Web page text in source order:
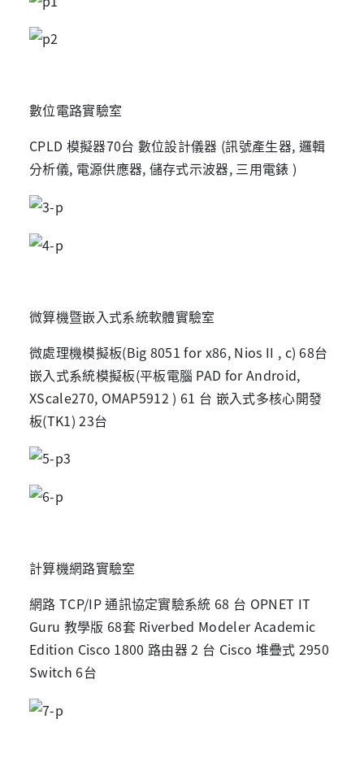
數位電路實驗室
CPLD 模擬器70台 數位設計儀器 (訊號產生器, 邏輯
分析儀, 電源供應器, 儲存式示波器, 三用電錶 )
微算機暨嵌入式系統軟體實驗室
微處理機模擬板(Big 8051 for x86, Nios II , c) 68台
嵌入式系統模擬板(平板電腦 PAD for Android,
XScale270, OMAP5912 ) 61 台 嵌入式多核心開發
板(TK1) 23台
計算機網路實驗室
網路 TCP/IP 通訊協定實驗系統 68 台 OPNET IT
Guru 教學版 68套 Riverbed Modeler Academic
Edition Cisco 1800 路由器 2 台 Cisco 堆疊式 2950
Switch 6台